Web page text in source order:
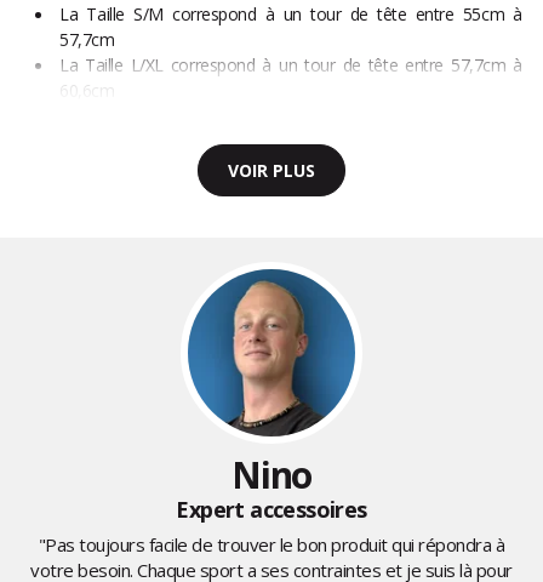
La Taille S/M correspond à un tour de tête entre 55cm à
57,7cm
La Taille L/XL correspond à un tour de tête entre 57,7cm à
60,6cm
VOIR PLUS
Nino
Expert accessoires
"Pas toujours facile de trouver le bon produit qui répondra à
votre besoin. Chaque sport a ses contraintes et je suis là pour